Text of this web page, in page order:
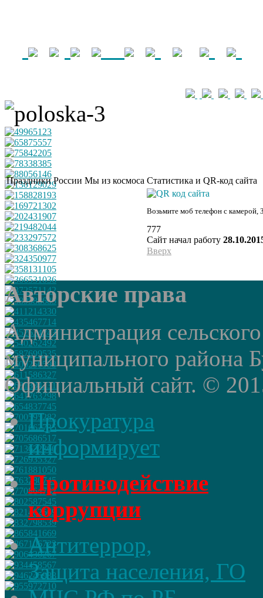
Праздники России Мы из космоса Статистика и QR-код сайта
Возьмите моб телефон с камерой,
777
Сайт начал работу
Вверх
Авторские права
Администрация
муниципального района
Официальный сайт. ©
Прокуратура
информирует
Противодействие
коррупции
Антитеррор,
Защита населения, ГО